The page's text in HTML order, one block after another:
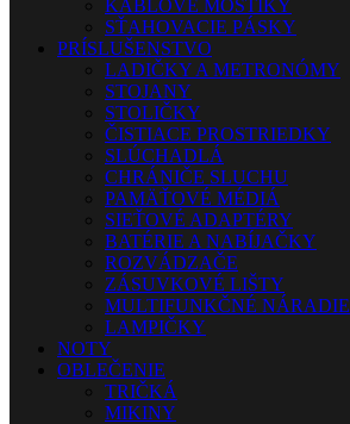
KÁBLOVÉ MOSTÍKY
SŤAHOVACIE PÁSKY
PRÍSLUŠENSTVO
LADIČKY A METRONÓMY
STOJANY
STOLIČKY
ČISTIACE PROSTRIEDKY
SLÚCHADLÁ
CHRÁNIČE SLUCHU
PAMÄŤOVÉ MÉDIÁ
SIEŤOVÉ ADAPTÉRY
BATÉRIE A NABÍJAČKY
ROZVÁDZAČE
ZÁSUVKOVÉ LIŠTY
MULTIFUNKČNÉ NÁRADIE
LAMPIČKY
NOTY
OBLEČENIE
TRIČKÁ
MIKINY